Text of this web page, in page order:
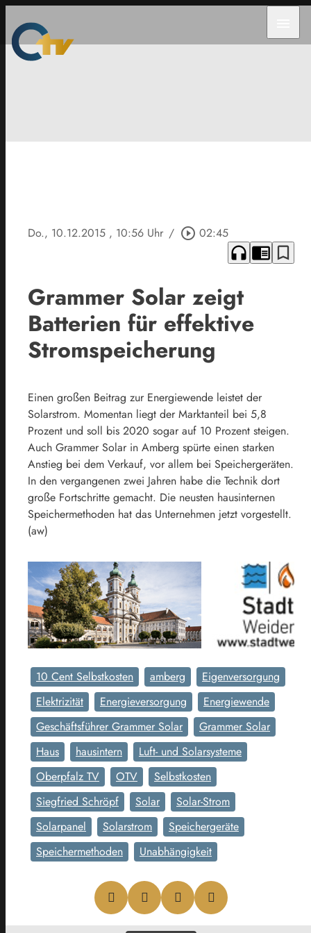
Do., 10.12.2015 , 10:56 Uhr / play_circle_outline 02:45
headphones chrome_reader_mode bookmark_border
Grammer Solar zeigt
Batterien für effektive
Stromspeicherung
Einen großen Beitrag zur Energiewende leistet der
Solarstrom. Momentan liegt der Marktanteil bei 5,8
Prozent und soll bis 2020 sogar auf 10 Prozent steigen.
Auch Grammer Solar in Amberg spürte einen starken
Anstieg bei dem Verkauf, vor allem bei Speichergeräten.
In den vergangenen zwei Jahren habe die Technik dort
große Fortschritte gemacht. Die neusten hausinternen
Speichermethoden hat das Unternehmen jetzt vorgestellt.
(aw)
10 Cent Selbstkosten amberg
Eigenversorgung
Elektrizität
Energieversorgung
Energiewende
Geschäftsführer Grammer Solar
Grammer Solar
Haus
hausintern
Luft- und Solarsysteme
Oberpfalz TV
OTV
Selbstkosten
Siegfried Schröpf
Solar
Solar-Strom
Solarpanel
Solarstrom
Speichergeräte
Speichermethoden
Unabhängigkeit